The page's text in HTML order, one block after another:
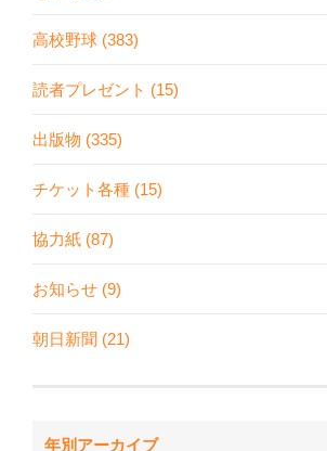
高校野球 (383)
読者プレゼント (15)
出版物 (335)
チケット各種 (15)
協力紙 (87)
お知らせ (9)
朝日新聞 (21)
年別アーカイブ